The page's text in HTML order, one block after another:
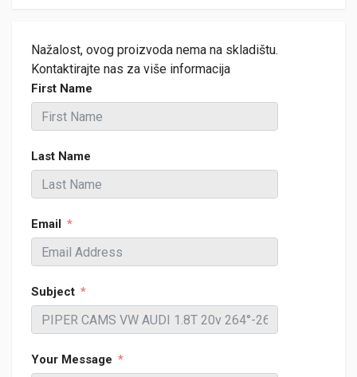
Nažalost, ovog proizvoda nema na skladištu.
Kontaktirajte nas za više informacija
First Name
Last Name
Email
Subject
Your Message